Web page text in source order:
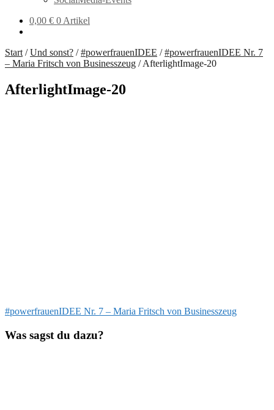
0,00 € 0 Artikel
Start /Und sonst? /#powerfrauenIDEE /#powerfrauenIDEE Nr. 7
– Maria Fritsch von Businesszeug /AfterlightImage-20
AfterlightImage-20
Beitragsnavigation
Vorheriger
#powerfrauenIDEE Nr. 7 – Maria Fritsch von Businesszeug
Was sagst du dazu?